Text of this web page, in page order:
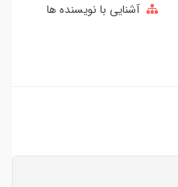
آشنایی با نویسنده ها